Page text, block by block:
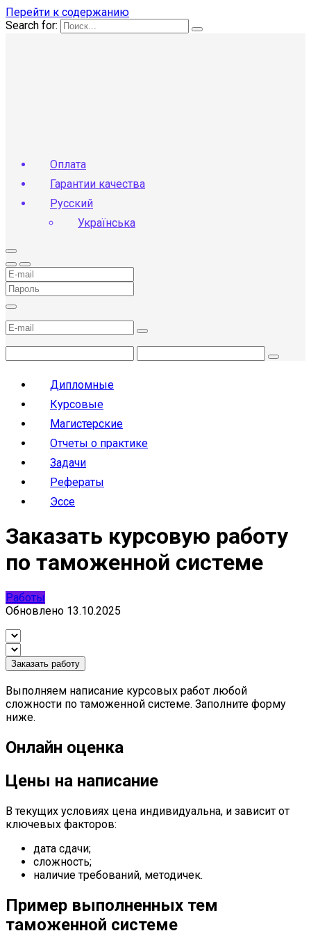
Перейти к содержанию
Search for:
Оплата
Гарантии качества
Русский
Українська
Дипломные
Курсовые
Магистерские
Отчеты о практике
Задачи
Рефераты
Эссе
Заказать курсовую работу
по таможенной системе
Работы
Обновлено 13.10.2025
Заказать работу
Выполняем написание курсовых работ любой
сложности по таможенной системе. Заполните форму
ниже.
Онлайн оценка
Цены на написание
В текущих условиях цена индивидуальна, и зависит от
ключевых факторов:
дата сдачи;
сложность;
наличие требований, методичек.
Пример выполненных тем
таможенной системе